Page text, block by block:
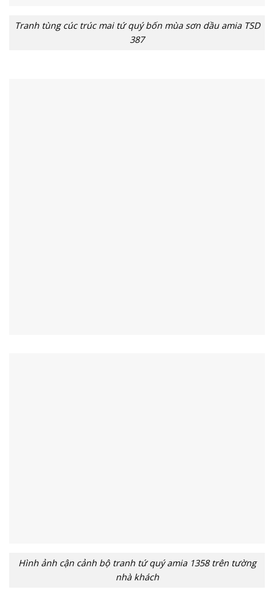
Tranh tùng cúc trúc mai tứ quý bốn mùa sơn dầu amia TSD
387
Hình ảnh cận cảnh bộ tranh tứ quý amia 1358 trên tường
nhà khách